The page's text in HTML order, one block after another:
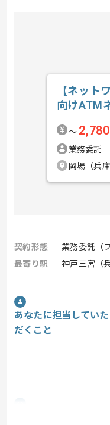
【ネット
向けATM
〜 2,780
業務委託
岡場（兵庫
契約形態
業務委託（
最寄り駅
神戸三宮（
あなたに担当していた
だくこと